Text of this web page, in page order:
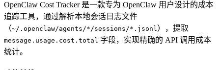
OpenClaw Cost Tracker 是一款专为 OpenClaw 用户设计的成本
追踪工具，通过解析本地会话日志文件
（~/.openclaw/agents/*/sessions/*.jsonl），提取
message.usage.cost.total 字段，实现精确的 API 调用成本
统计。